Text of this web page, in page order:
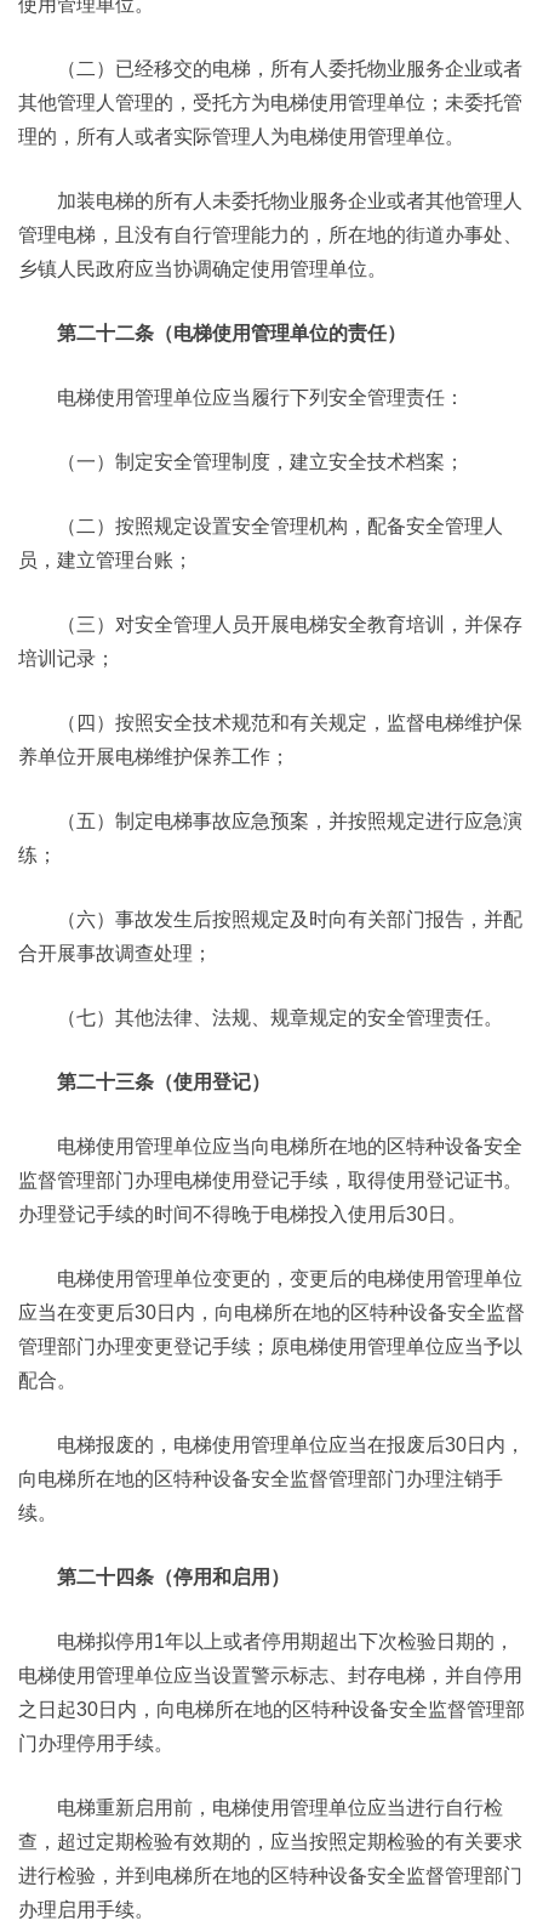
使用管理单位。
（二）已经移交的电梯，所有人委托物业服务企业或者
其他管理人管理的，受托方为电梯使用管理单位；未委托管
理的，所有人或者实际管理人为电梯使用管理单位。
加装电梯的所有人未委托物业服务企业或者其他管理人
管理电梯，且没有自行管理能力的，所在地的街道办事处、
乡镇人民政府应当协调确定使用管理单位。
第二十二条（电梯使用管理单位的责任）
电梯使用管理单位应当履行下列安全管理责任：
（一）制定安全管理制度，建立安全技术档案；
（二）按照规定设置安全管理机构，配备安全管理人
员，建立管理台账；
（三）对安全管理人员开展电梯安全教育培训，并保存
培训记录；
（四）按照安全技术规范和有关规定，监督电梯维护保
养单位开展电梯维护保养工作；
（五）制定电梯事故应急预案，并按照规定进行应急演
练；
（六）事故发生后按照规定及时向有关部门报告，并配
合开展事故调查处理；
（七）其他法律、法规、规章规定的安全管理责任。
第二十三条（使用登记）
电梯使用管理单位应当向电梯所在地的区特种设备安全
监督管理部门办理电梯使用登记手续，取得使用登记证书。
办理登记手续的时间不得晚于电梯投入使用后30日。
电梯使用管理单位变更的，变更后的电梯使用管理单位
应当在变更后30日内，向电梯所在地的区特种设备安全监督
管理部门办理变更登记手续；原电梯使用管理单位应当予以
配合。
电梯报废的，电梯使用管理单位应当在报废后30日内，
向电梯所在地的区特种设备安全监督管理部门办理注销手
续。
第二十四条（停用和启用）
电梯拟停用1年以上或者停用期超出下次检验日期的，
电梯使用管理单位应当设置警示标志、封存电梯，并自停用
之日起30日内，向电梯所在地的区特种设备安全监督管理部
门办理停用手续。
电梯重新启用前，电梯使用管理单位应当进行自行检
查，超过定期检验有效期的，应当按照定期检验的有关要求
进行检验，并到电梯所在地的区特种设备安全监督管理部门
办理启用手续。